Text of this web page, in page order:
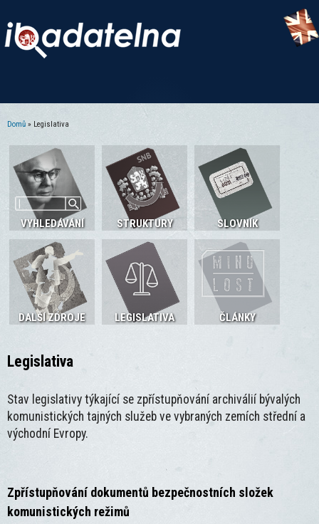
Domů » Legislativa
VYHLEDÁVÁNÍ STRUKTURY SLOVNÍK
DALŠÍ ZDROJE LEGISLATIVA ČLÁNKY
Legislativa
Stav legislativy týkající se zpřístupňování archiválií bývalých
komunistických tajných služeb ve vybraných zemích střední a
východní Evropy.
Zpřístupňování dokumentů bezpečnostních složek
komunistických režimů